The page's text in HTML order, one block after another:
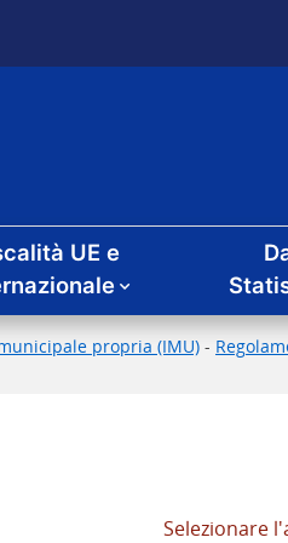
UE e
propria (IMU) -
Selezionare